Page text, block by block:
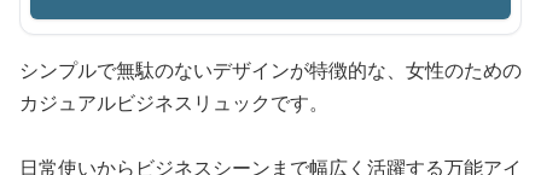
シンプルで無駄のないデザインが特徴的な、女性のための
カジュアルビジネスリュックです。
日常使いからビジネスシーンまで幅広く活躍する万能アイ